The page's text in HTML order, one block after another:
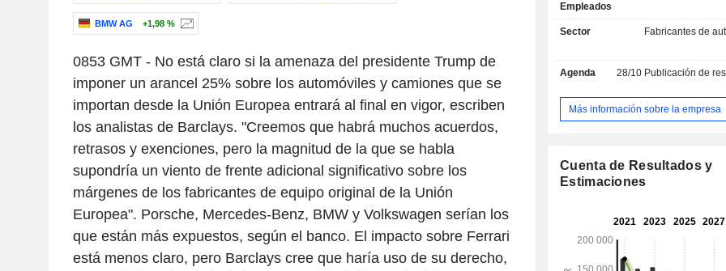
BMW AG +1,98 %
0853 GMT - No está claro si la amenaza del presidente Trump de
imponer un arancel 25% sobre los automóviles y camiones que se
importan desde la Unión Europea entrará al final en vigor, escriben
los analistas de Barclays. "Creemos que habrá muchos acuerdos,
retrasos y exenciones, pero la magnitud de la que se habla
supondría un viento de frente adicional significativo sobre los
márgenes de los fabricantes de equipo original de la Unión
Europea". Porsche, Mercedes-Benz, BMW y Volkswagen serían los
que están más expuestos, según el banco. El impacto sobre Ferrari
está menos claro, pero Barclays cree que haría uso de su derecho,
Smart y Maybach); - prestaciones de servicios
financieros y de movilidad
prestaciones de financiación, de
la siguiente: Alemania (15,8%),
(2,7%), China (12,5%), Asia
(6,2%).
Empleados
Sector
Fabricantes de
Agenda 28/10 Publicación de
Más información sobre la empresa
Cuenta de Resultados y
Estimaciones